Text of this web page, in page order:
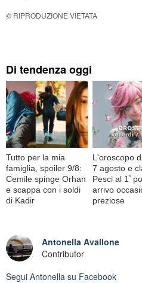
© RIPRODUZIONE VIETATA
Di tendenza oggi
Tutto per la mia
famiglia, spoiler 9/8:
Cemile spinge Orhan
e scappa con i soldi
di Kadir
L'oroscopo
7 agosto e
Pesci al 1ﾟ
arrivo
preziose
Antonella Avallone
Contributor
Segui Antonella su Facebook